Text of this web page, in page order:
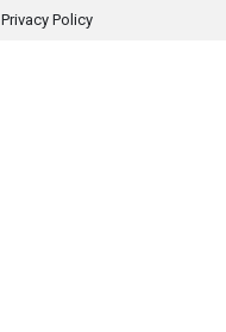
Privacy Policy